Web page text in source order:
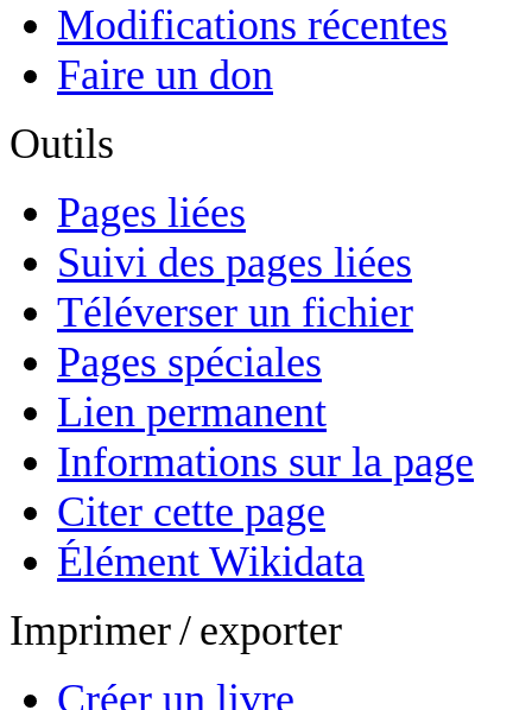
Modifications récentes
Faire un don
Outils
Pages liées
Suivi des pages liées
Téléverser un fichier
Pages spéciales
Lien permanent
Informations sur la page
Citer cette page
Élément Wikidata
Imprimer / exporter
Créer un livre